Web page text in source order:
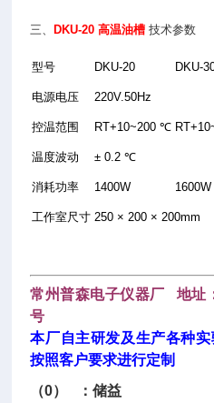
三、 DKU-20 高温油槽 技术参数
型号 DKU-20 DKU-
电源电压 220V.50Hz
控温范围 RT+10~200 ℃
温度波动 ± 0.2 ℃
消耗功率 1400W 1600W
工作室尺寸 250 × 200 × 200mm
常州普森电子仪器厂 地址
号
本厂自主研发及生产各种
按照客户要求进行定制
（0） ：储益